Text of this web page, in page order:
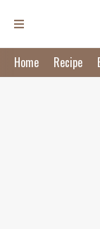
Home Recipe